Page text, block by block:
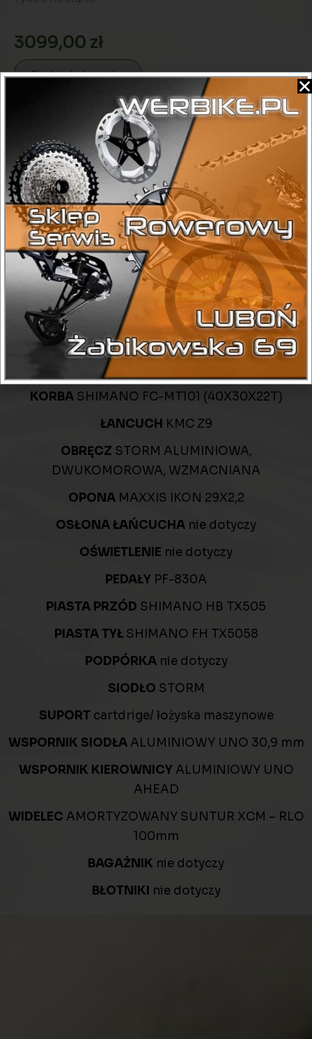
3099,00 zł
Dodaj do koszyka
Męskie,Rama 21"
Sprawdź dostępność:
+ 48 575 198 021
DANE TECHNICZNE
CHWYTY
HERRMANS
KASETA WOLNOBIEG
KASETA SHIMANO CS-
HG200 9 RZĘDOWA(11-34T)
KIEROWNICASTORM ALUMINIOWA 720 MM
KORBASHIMANO FC-MT101 (40X30X22T)
ŁANCUCH KMC Z9
OBRĘCZ STORM ALUMINIOWA,
DWUKOMOROWA, WZMACNIANA
OPONAMAXXIS IKON 29X2,2
OSŁONA ŁAŃCUCHA nie dotyczy
OŚWIETLENIE nie dotyczy
PEDAŁY PF-830A
PIASTA PRZÓD SHIMANO HB TX505
PIASTA TYŁSHIMANO FH TX5058
PODPÓRKA nie dotyczy
SIODŁO STORM
SUPORT cartdrige/ łożyska maszynowe
WSPORNIK SIODŁAALUMINIOWY UNO 30,9 mm
WSPORNIK KIEROWNICY ALUMINIOWY UNO
AHEAD
WIDELEC AMORTYZOWANY SUNTUR XCM – RLO
100mm
BAGAŻNIK nie dotyczy
BŁOTNIKI nie dotyczy